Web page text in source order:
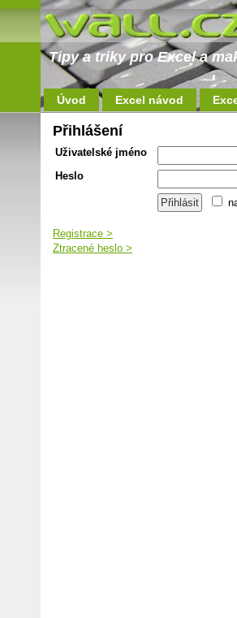
Tipy a triky pro Excel a
Úvod Excel návod
Přihlášení
Uživatelské jméno
Heslo
Registrace >
Ztracené heslo >